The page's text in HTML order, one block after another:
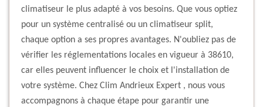
climatiseur le plus adapté à vos besoins. Que vous optiez
pour un système centralisé ou un climatiseur split,
chaque option a ses propres avantages. N'oubliez pas de
vérifier les réglementations locales en vigueur à 38610,
car elles peuvent influencer le choix et l'installation de
votre système. Chez Clim Andrieux Expert , nous vous
accompagnons à chaque étape pour garantir une